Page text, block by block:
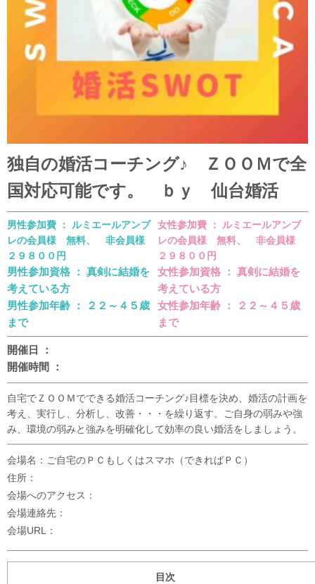
独自の婚活コーチング♪ ＺＯＯＭで全
国対応可能です。 ｂｙ 仙台婚活
男性参加費 ： ルミエールアンブ
レの会員様 無料、 非会員様
２９８００円
男性参加資格 ： 真剣に結婚を
考えている方
男性参加年齢 ： ２２～４５歳
まで
女性参加費 ： ルミエールアンブ
レの会員様 無料、 非会員様
２９８００円
女性参加資格 ： 真剣に結婚を
考えている方
女性参加年齢 ： ２２～４５歳
まで
開催日 ：
開催時間 ：
自宅でＺＯＯＭでできる婚活コーチング♪目標を決め、婚活の計画を
考え、実行し、分析し、改善・・・を繰り返す。ご自身の弱みや強
み、環境の弱みと強みを明確化して効率の良い婚活をしましょう。
会場名：ご自宅のＰＣもしくはスマホ（できればＰＣ）
住所：
会場へのアクセス：
会場連絡先：
会場URL：
目次